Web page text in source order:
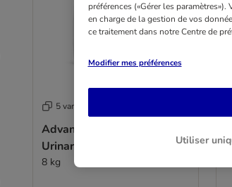
5 variantes
Advance Veterinary Diets
Urinary
8 kg
préférences («Gérer les
en charge de la gestion de vos
ce traitement dans notre Centre de
Modifier mes préférences
Utiliser